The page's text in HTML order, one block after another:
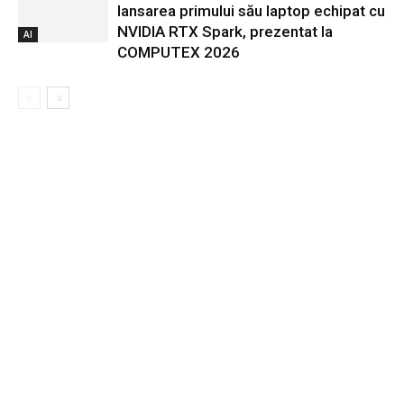
AI
lansarea primului său laptop echipat cu
NVIDIA RTX Spark, prezentat la
COMPUTEX 2026